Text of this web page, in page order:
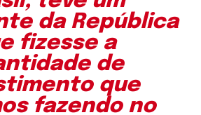
da República
fizesse a
de
que
fazendo no